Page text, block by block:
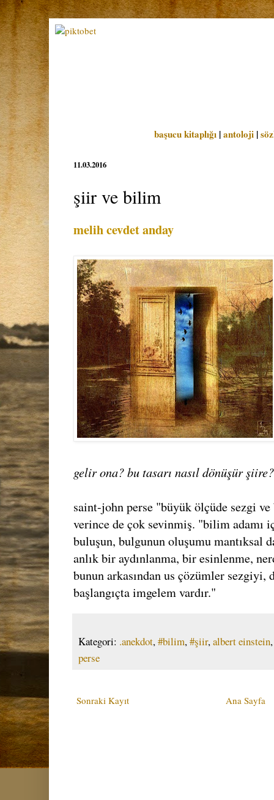
başucu kitaplığı |antoloji |
11.03.2016
şiir ve bilim
melih cevdet anday
gelir ona? bu tasarı nasıl dönüşür
saint-john perse "büyük ölçüde sezgi ve
verince de çok sevinmiş. "bilim adamı
buluşun, bulgunun oluşumu mantıksal
anlık bir aydınlanma, bir esinlenme,
bunun arkasından us çözümler sezgiyi,
başlangıçta imgelem vardır."
Kategori: .anekdot,#bilim,#şiir,albert einstein
perse
Sonraki Kayıt Ana Sayfa